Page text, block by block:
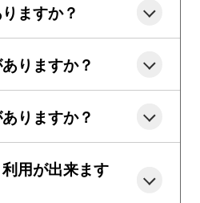
ますか？
りますか？
りますか？
用が出来ます